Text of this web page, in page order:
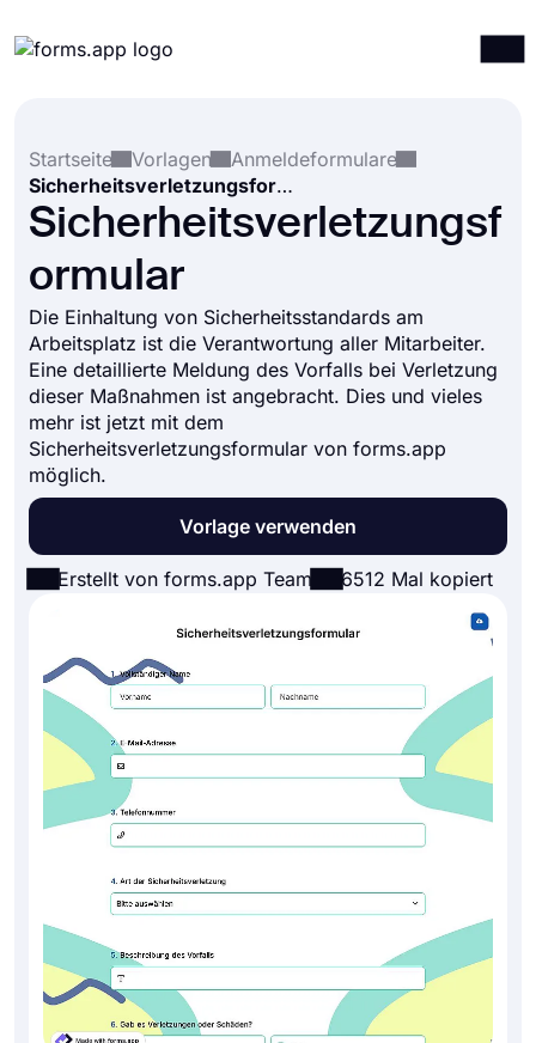
Integrationen
Vorlagen
Ressourcen
Startseite
Vorlagen
Anmeldeformulare
Sicherheitsverletzungsformular
Sicherheitsverletzungsf
ormular
Die Einhaltung von Sicherheitsstandards am
Arbeitsplatz ist die Verantwortung aller Mitarbeiter.
Eine detaillierte Meldung des Vorfalls bei Verletzung
dieser Maßnahmen ist angebracht. Dies und vieles
mehr ist jetzt mit dem
Sicherheitsverletzungsformular von forms.app
möglich.
Vorlage verwenden
Erstellt von forms.app Team 6512 Mal kopiert